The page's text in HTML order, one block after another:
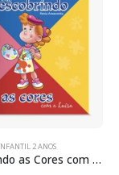
2 ANOS
Descobrindo as Cores com a Luísa